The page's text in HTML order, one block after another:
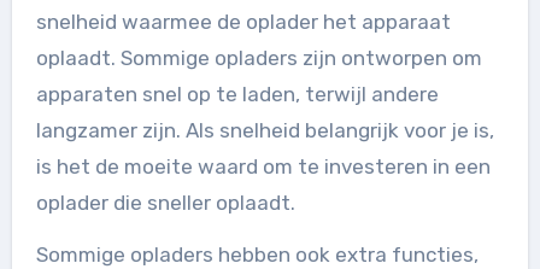
snelheid waarmee de oplader het apparaat
oplaadt. Sommige opladers zijn ontworpen om
apparaten snel op te laden, terwijl andere
langzamer zijn. Als snelheid belangrijk voor je is,
is het de moeite waard om te investeren in een
oplader die sneller oplaadt.
Sommige opladers hebben ook extra functies,